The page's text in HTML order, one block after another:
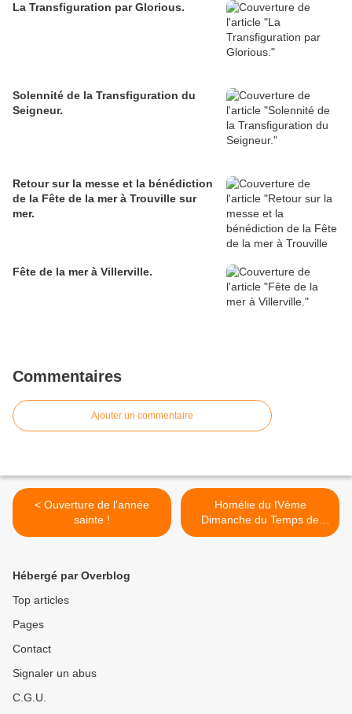
La Transfiguration par Glorious.
Solennité de la Transfiguration du
Seigneur.
Retour sur la messe et la bénédiction
de la Fête de la mer à Trouville sur
mer.
Fête de la mer à Villerville.
Commentaires
Ajouter un commentaire
< Ouverture de l'année
sainte !
Homélie du IVème
Dimanche du Temps de
l'Avent (22 décembre
Hébergé par Overblog
Top articles
Pages
Contact
Signaler un abus
C.G.U.